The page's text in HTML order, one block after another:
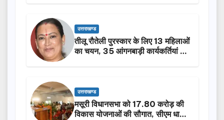
उत्तराखण्ड
तीलू रौतेली पुरस्कार के लिए 13 महिलाओं
का चयन, 35 आंगनबाड़ी कार्यकर्तियां भी
उत्तराखण्ड
मसूरी विधानसभा को 17.80 करोड़ की
विकास योजनाओं की सौगात, सीएम धामी